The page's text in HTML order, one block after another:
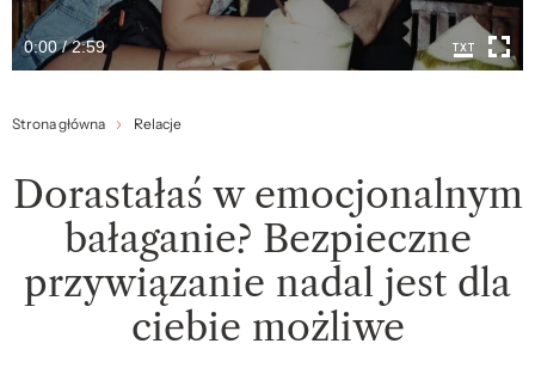
0:00 / 2:59
Strona główna Relacje
Dorastałaś w emocjonalnym
bałaganie? Bezpieczne
przywiązanie nadal jest dla
ciebie możliwe